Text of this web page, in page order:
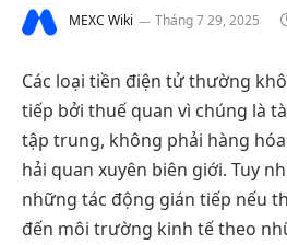
MEXC Wiki Tháng 7 29, 2025
Các loại tiền điện tử thường
tiếp bởi thuế quan vì chúng là
tập trung, không phải hàng
hải quan xuyên biên giới. Tuy
những tác động gián tiếp nếu
đến môi trường kinh tế theo